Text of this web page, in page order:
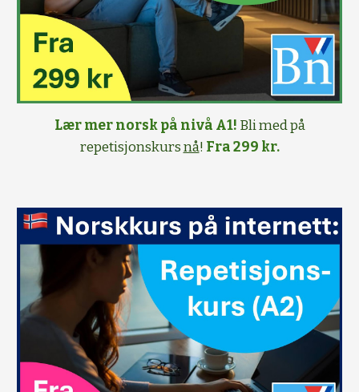
Lær mer norsk på nivå A1! Bli med på
repetisjonskursnå! Fra 299 kr.